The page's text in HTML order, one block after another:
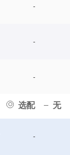
选配 无
-
-
-
-